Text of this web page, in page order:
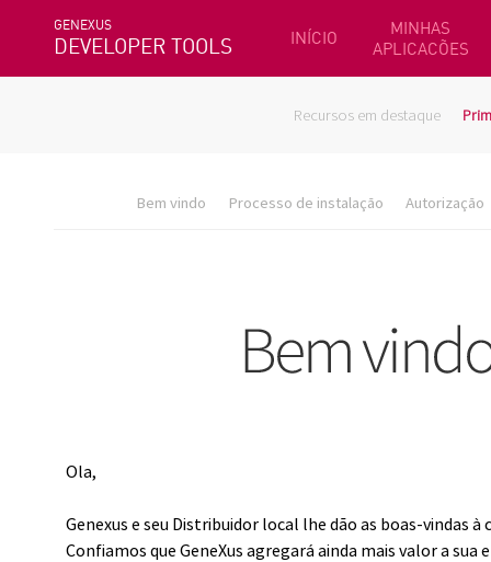
GENEXUS
DEVELOPER TOOLS INÍCIO
MINHAS
APLICACÕES
Recursos em destaque
Bem vindo Processo de instalação Autorização
Ola,
Genexus e seu Distribuidor local lhe dão as boas-vindas à
Confiamos que GeneXus agregará ainda mais valor a